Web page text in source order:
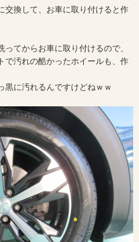
交換して、お車に取り付けると作
てからお車に取り付けるので、
で汚れの酷かったホイールも、作
黒に汚れるんですけどねｗｗ